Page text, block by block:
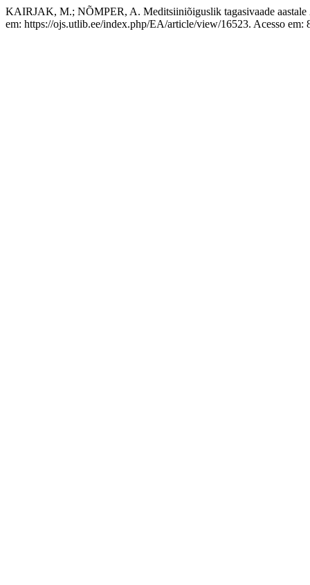
KAIRJAK, M.; NÕMPER, A. Meditsiiniõiguslik tagasivaade aastale
em: https://ojs.utlib.ee/index.php/EA/article/view/16523. Acesso em: